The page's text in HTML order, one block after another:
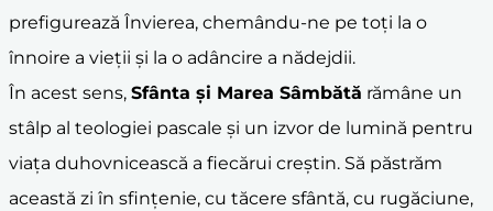
prefigurează Învierea, chemându-ne pe toți la o
înnoire a vieții și la o adâncire a nădejdii.
În acest sens, Sfânta și Marea Sâmbătă rămâne un
stâlp al teologiei pascale și un izvor de lumină pentru
viața duhovnicească a fiecărui creștin. Să păstrăm
această zi în sfințenie, cu tăcere sfântă, cu rugăciune,